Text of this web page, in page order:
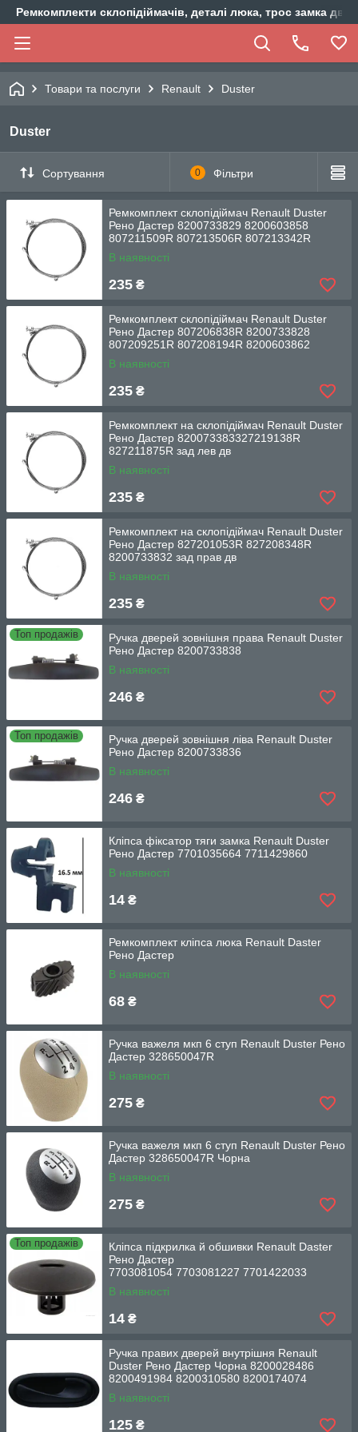
Ремкомплекти склопідіймачів, деталі люка, трос замка
Товари та послуги Renault Duster
Duster
Сортування 0 Фільтри
Ремкомплект склопідіймач Renault Duster
Рено Дастер 8200733829 8200603858
807211509R 807213506R 807213342R
В наявності
235 ₴
Ремкомплект склопідіймач Renault Duster
Рено Дастер 807206838R 8200733828
807209251R 807208194R 8200603862
В наявності
235 ₴
Ремкомплект на склопідіймач Renault Duster
Рено Дастер 820073383327219138R
827211875R зад лев дв
В наявності
235 ₴
Ремкомплект на склопідіймач Renault Duster
Рено Дастер 827201053R 827208348R
8200733832 зад прав дв
В наявності
235 ₴
Топ продажів
Ручка дверей зовнішня права Renault Duster
Рено Дастер 8200733838
В наявності
246 ₴
Топ продажів
Ручка дверей зовнішня ліва Renault Duster
Рено Дастер 8200733836
В наявності
246 ₴
Кліпса фіксатор тяги замка Renault Duster
Рено Дастер 7701035664 7711429860
В наявності
14 ₴
Ремкомплект кліпса люка Renault Daster
Рено Дастер
В наявності
68 ₴
Ручка важеля мкп 6 ступ Renault Duster Рено
Дастер 328650047R
В наявності
275 ₴
Ручка важеля мкп 6 ступ Renault Duster Рено
Дастер 328650047R Чорна
В наявності
275 ₴
Топ продажів
Кліпса підкрилка й обшивки Renault Daster
Рено Дастер
7703081054 7703081227 7701422033
В наявності
14 ₴
Ручка правих дверей внутрішня Renault
Duster Рено Дастер Чорна 8200028486
8200491984 8200310580 8200174074
В наявності
125 ₴